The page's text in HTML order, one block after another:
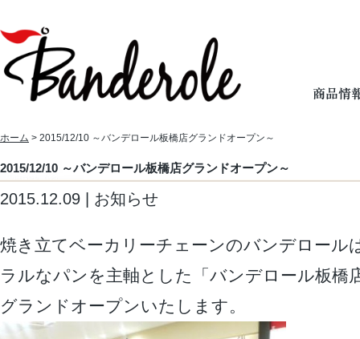
ホーム > 2015/12/10 ～バンデロール板橋店グランドオープン～
2015/12/10 ～バンデロール板橋店グランドオープン～
2015.12.09 | お知らせ
焼き立てベーカリーチェーンのバンデロール
ラルなパンを主軸とした「バンデロール板橋
グランドオープンいたします。